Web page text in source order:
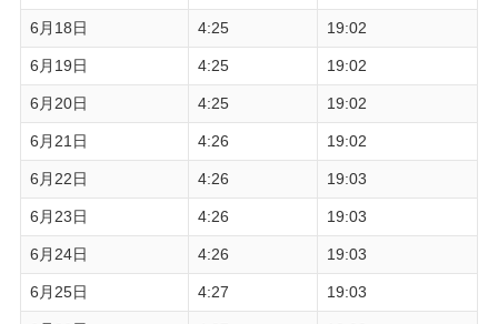
6月18日 4:25 19:02
6月19日 4:25 19:02
6月20日 4:25 19:02
6月21日 4:26 19:02
6月22日 4:26 19:03
6月23日 4:26 19:03
6月24日 4:26 19:03
6月25日 4:27 19:03